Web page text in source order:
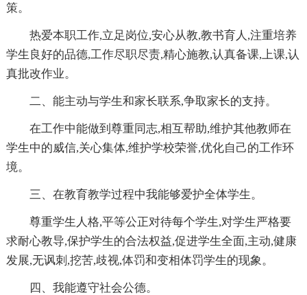
策。
热爱本职工作,立足岗位,安心从教,教书育人,注重培养
学生良好的品德,工作尽职尽责,精心施教,认真备课,上课,认
真批改作业。
二、能主动与学生和家长联系,争取家长的支持。
在工作中能做到尊重同志,相互帮助,维护其他教师在
学生中的威信,关心集体,维护学校荣誉,优化自己的工作环
境。
三、在教育教学过程中我能够爱护全体学生。
尊重学生人格,平等公正对待每个学生,对学生严格要
求耐心教导,保护学生的合法权益,促进学生全面,主动,健康
发展,无讽刺,挖苦,歧视,体罚和变相体罚学生的现象。
四、我能遵守社会公德。